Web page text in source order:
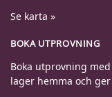
Se karta »
BOKA UTPROVNING
Boka utprovning
lager hemma och